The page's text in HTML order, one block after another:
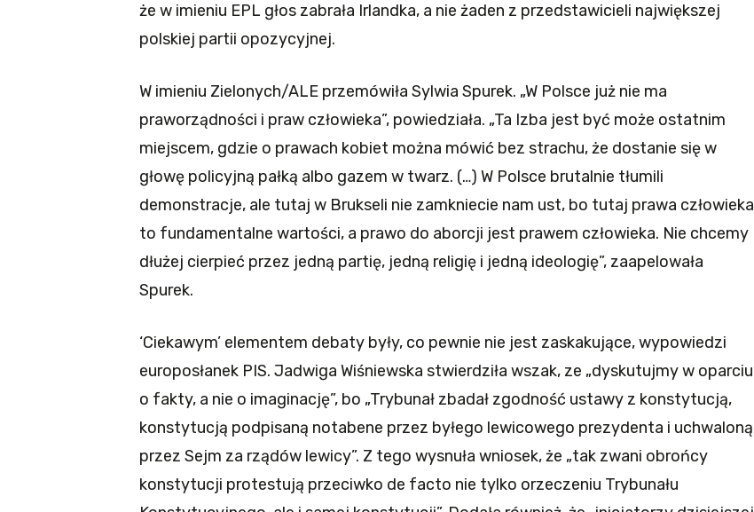
że w imieniu EPL głos zabrała Irlandka, a nie żaden z przedstawicieli największej
polskiej partii opozycyjnej.
W imieniu Zielonych/ALE przemówiła Sylwia Spurek. „W Polsce już nie ma
praworządności i praw człowieka”, powiedziała. „Ta Izba jest być może ostatnim
miejscem, gdzie o prawach kobiet można mówić bez strachu, że dostanie się w
głowę policyjną pałką albo gazem w twarz. (…) W Polsce brutalnie tłumili
demonstracje, ale tutaj w Brukseli nie zamkniecie nam ust, bo tutaj prawa człowieka
to fundamentalne wartości, a prawo do aborcji jest prawem człowieka. Nie chcemy
dłużej cierpieć przez jedną partię, jedną religię i jedną ideologię”, zaapelowała
Spurek.
‘Ciekawym’ elementem debaty były, co pewnie nie jest zaskakujące, wypowiedzi
europosłanek PIS. Jadwiga Wiśniewska stwierdziła wszak, ze „dyskutujmy w oparciu
o fakty, a nie o imaginację”, bo „Trybunał zbadał zgodność ustawy z konstytucją,
konstytucją podpisaną notabene przez byłego lewicowego prezydenta i uchwaloną
przez Sejm za rządów lewicy”. Z tego wysnuła wniosek, że „tak zwani obrońcy
konstytucji protestują przeciwko de facto nie tylko orzeczeniu Trybunału